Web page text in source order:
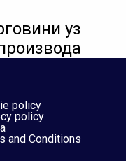
уз
policy
policy
and Conditions